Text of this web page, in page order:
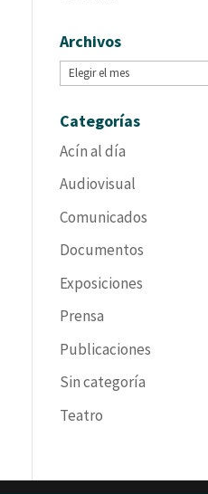
Archivos
Archivos
Categorías
Acín al día
Audiovisual
Comunicados
Documentos
Exposiciones
Prensa
Publicaciones
Sin categoría
Teatro